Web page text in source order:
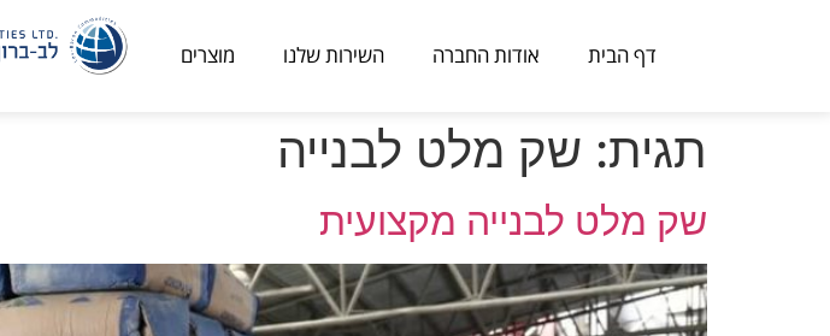
דף הבית אודות החברה השירות שלנו מוצרים
תגית: שק מלט לבנייה
שק מלט לבנייה מקצועית